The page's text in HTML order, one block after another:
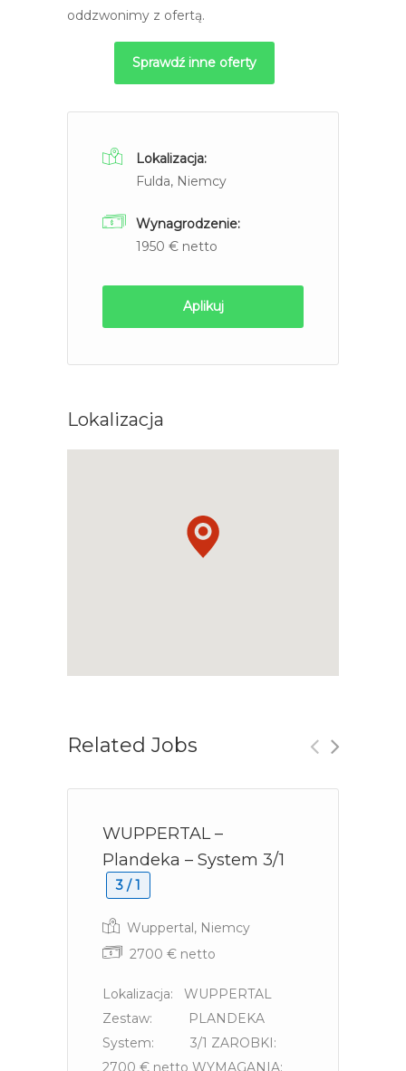
oddzwonimy z ofertą.
Sprawdź inne oferty
Lokalizacja:
Fulda, Niemcy
Wynagrodzenie:
1950 € netto
Aplikuj
Lokalizacja
Related Jobs
WUPPERTAL –
Plandeka – System 3/1
3 / 1
Wuppertal, Niemcy
2700 € netto
Lokalizacja: WUPPERTAL
Zestaw: PLANDEKA
System: 3/1 ZAROBKI:
2700 € netto WYMAGANIA: